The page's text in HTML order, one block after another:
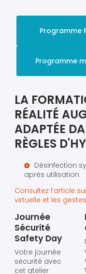
Programme
Programme
LA
RÉALITÉ
ADAPTÉE
RÈGLES
Désinfection
après utilisation.
Consultez l’article
virtuelle et les
Journée
Sécurité
Safety Day
Votre journée
sécurité avec
cet atelier